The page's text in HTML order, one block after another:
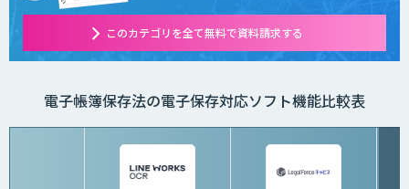
このカテゴリを全て無料で資料請求する
電子帳簿保存法の電子保存対応ソフト機能比較表